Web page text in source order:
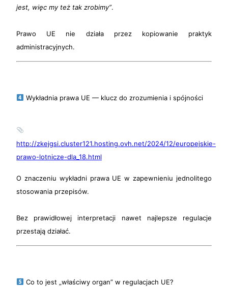
jest, więc my też tak zrobimy”.
Prawo UE nie działa przez kopiowanie praktyk
administracyjnych.
Wykładnia prawa UE — klucz do zrozumienia i spójności
http://zkejgsi.cluster121.hosting.ovh.net/2024/12/europejskie-
prawo-lotnicze-dla_18.html
O znaczeniu wykładni prawa UE w zapewnieniu jednolitego
stosowania przepisów.
Bez prawidłowej interpretacji nawet najlepsze regulacje
przestają działać.
Co to jest „właściwy organ” w regulacjach UE?